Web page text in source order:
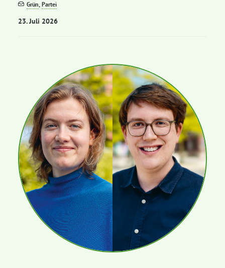
Aktuelles
Kontakt
Grün,Partei
23. Juli 2026